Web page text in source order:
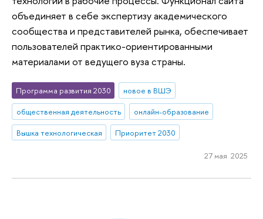
объединяет в себе экспертизу академического
сообщества и представителей рынка, обеспечивает
пользователей практико-ориентированными
материалами от ведущего вуза страны.
Программа развития 2030
новое в ВШЭ
общественная деятельность
онлайн-образование
Вышка технологическая
Приоритет 2030
27 мая 2025